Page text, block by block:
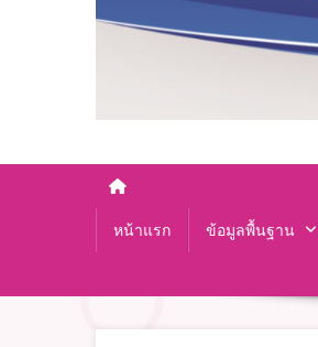
หน้าแรก ข้อมูลพื้นฐาน